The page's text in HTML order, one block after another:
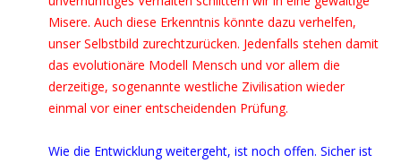
Misere. Auch diese Erkenntnis könnte dazu verhelfen,
unser Selbstbild zurechtzurücken. Jedenfalls stehen damit
das evolutionäre Modell Mensch und vor allem die
derzeitige, sogenannte westliche Zivilisation wieder
einmal vor einer entscheidenden Prüfung.
Wie die Entwicklung weitergeht, ist noch offen. Sicher ist